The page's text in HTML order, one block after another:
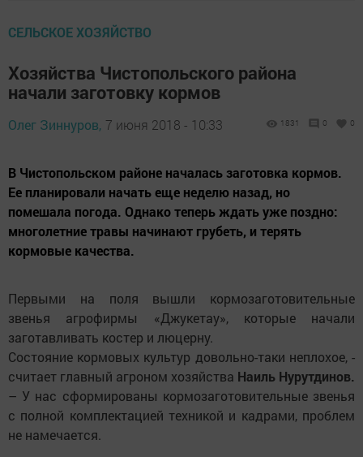
СЕЛЬСКОЕ ХОЗЯЙСТВО
Хозяйства Чистопольского района
начали заготовку кормов
Олег Зиннуров, 7 июня 2018 - 10:33 1831 0 0
В Чистопольском районе началась заготовка кормов.
Ее планировали начать еще неделю назад, но
помешала погода. Однако теперь ждать уже поздно:
многолетние травы начинают грубеть, и терять
кормовые качества.
Первыми на поля вышли кормозаготовительные
звенья агрофирмы «Джукетау», которые начали
заготавливать костер и люцерну.
Состояние кормовых культур довольно-таки неплохое, -
считает главный агроном хозяйства Наиль Нурутдинов.
– У нас сформированы кормозаготовительные звенья
с полной комплектацией техникой и кадрами, проблем
не намечается.